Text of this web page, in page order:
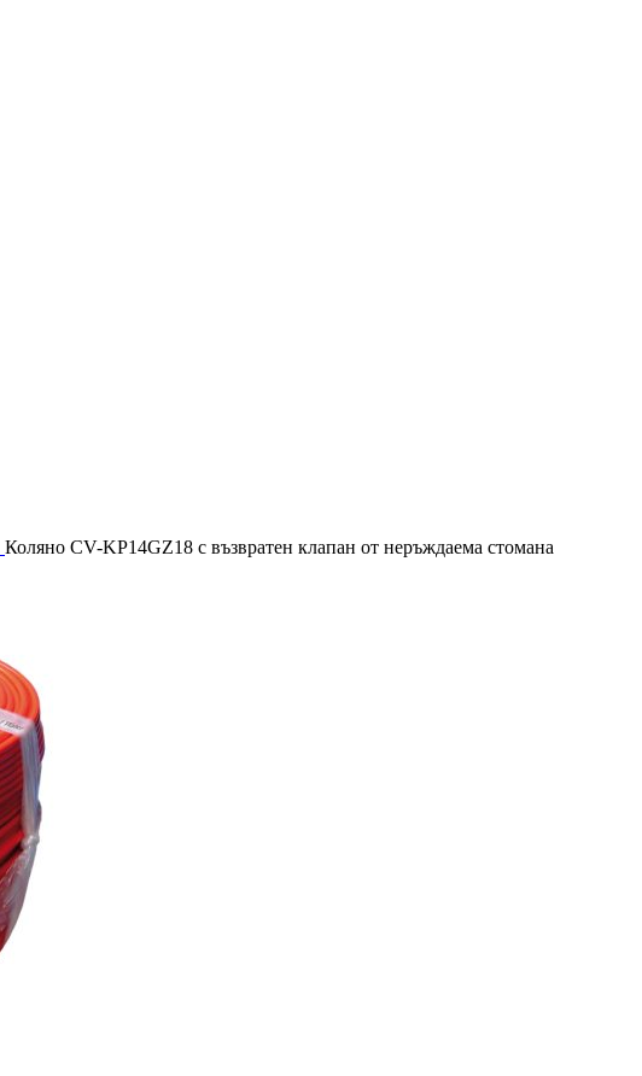
Коляно CV-KP14GZ18 с възвратен клапан от неръждаема стомана